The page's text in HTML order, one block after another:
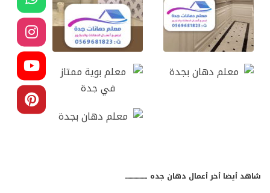
شاهد أيضا أخر أعمال دهان جده ـــــــــــــــــ